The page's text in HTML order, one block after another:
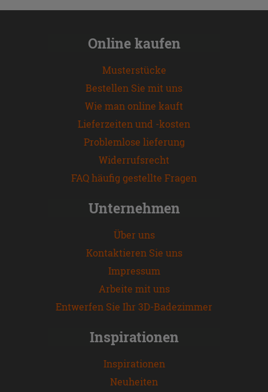
Online kaufen
Musterstücke
Bestellen Sie mit uns
Wie man online kauft
Lieferzeiten und -kosten
Problemlose lieferung
Widerrufsrecht
FAQ häufig gestellte Fragen
Unternehmen
Über uns
Kontaktieren Sie uns
Impressum
Arbeite mit uns
Entwerfen Sie Ihr 3D-Badezimmer
Inspirationen
Inspirationen
Neuheiten